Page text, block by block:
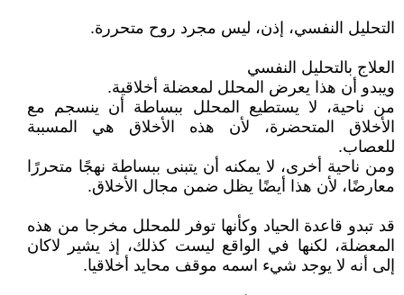
التحليل النفسي، إذن، ليس مجرد روح متحررة.
العلاج بالتحليل النفسي
ويبدو أن هذا يعرض المحلل لمعضلة أخلاقية.
من ناحية، لا يستطيع المحلل ببساطة أن ينسجم مع
الأخلاق المتحضرة، لأن هذه الأخلاق هي المسببة
للعصاب.
ومن ناحية أخرى، لا يمكنه أن يتبنى ببساطة نهجًا متحررًا
معارضًا، لأن هذا أيضًا يظل ضمن مجال الأخلاق.
قد تبدو قاعدة الحياد وكأنها توفر للمحلل مخرجا من هذه
المعضلة، لكنها في الواقع ليست كذلك، إذ يشير لاكان
إلى أنه لا يوجد شيء اسمه موقف محايد أخلاقيا.